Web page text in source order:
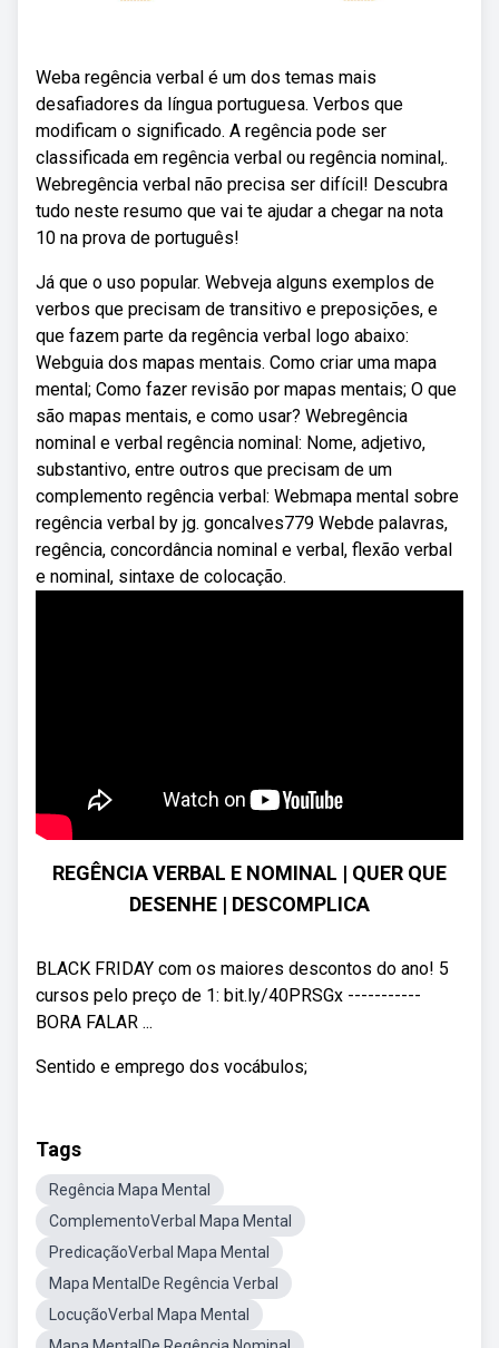
Weba regência verbal é um dos temas mais
desafiadores da língua portuguesa. Verbos que
modificam o significado. A regência pode ser
classificada em regência verbal ou regência nominal,.
Webregência verbal não precisa ser difícil! Descubra
tudo neste resumo que vai te ajudar a chegar na nota
10 na prova de português!
Já que o uso popular. Webveja alguns exemplos de
verbos que precisam de transitivo e preposições, e
que fazem parte da regência verbal logo abaixo:
Webguia dos mapas mentais. Como criar uma mapa
mental; Como fazer revisão por mapas mentais; O que
são mapas mentais, e como usar? Webregência
nominal e verbal regência nominal: Nome, adjetivo,
substantivo, entre outros que precisam de um
complemento regência verbal: Webmapa mental sobre
regência verbal by jg. goncalves779 Webde palavras,
regência, concordância nominal e verbal, flexão verbal
e nominal, sintaxe de colocação.
REGÊNCIA VERBAL E NOMINAL | QUER QUE
DESENHE | DESCOMPLICA
BLACK FRIDAY com os maiores descontos do ano! 5
cursos pelo preço de 1: bit.ly/40PRSGx -----------
BORA FALAR ...
Sentido e emprego dos vocábulos;
Tags
Regência Mapa Mental
ComplementoVerbal Mapa Mental
PredicaçãoVerbal Mapa Mental
Mapa MentalDe Regência Verbal
LocuçãoVerbal Mapa Mental